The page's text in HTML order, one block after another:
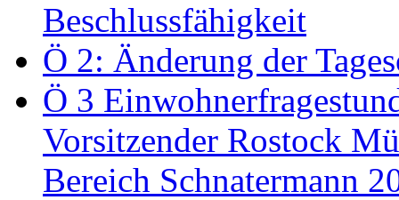
Beschlussfähigkeit
Ö 2: Änderung der
Ö 3
Vorsitzender Rostock
Bereich Schnatermann